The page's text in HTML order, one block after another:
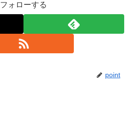
フォローする
point